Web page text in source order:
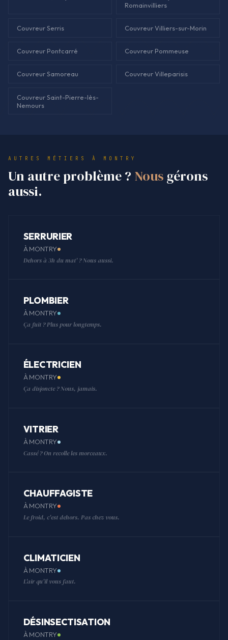
Romainvilliers
Couvreur Serris Couvreur Villiers-sur-Morin
Couvreur Pontcarré Couvreur Pommeuse
Couvreur Samoreau Couvreur Villeparisis
Couvreur Saint-Pierre-lès-
Nemours
AUTRES MÉTIERS À MONTRY
Un autre problème ? Nous gérons
aussi.
SERRURIER
À MONTRY
Dehors à 3h du mat' ? Nous aussi.
PLOMBIER
À MONTRY
Ça fuit ? Plus pour longtemps.
ÉLECTRICIEN
À MONTRY
Ça disjoncte ? Nous, jamais.
VITRIER
À MONTRY
Cassé ? On recolle les morceaux.
CHAUFFAGISTE
À MONTRY
Le froid, c'est dehors. Pas chez vous.
CLIMATICIEN
À MONTRY
L'air qu'il vous faut.
DÉSINSECTISATION
À MONTRY